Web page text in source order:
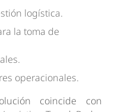
logística.
la toma de
operacionales.
coincide con